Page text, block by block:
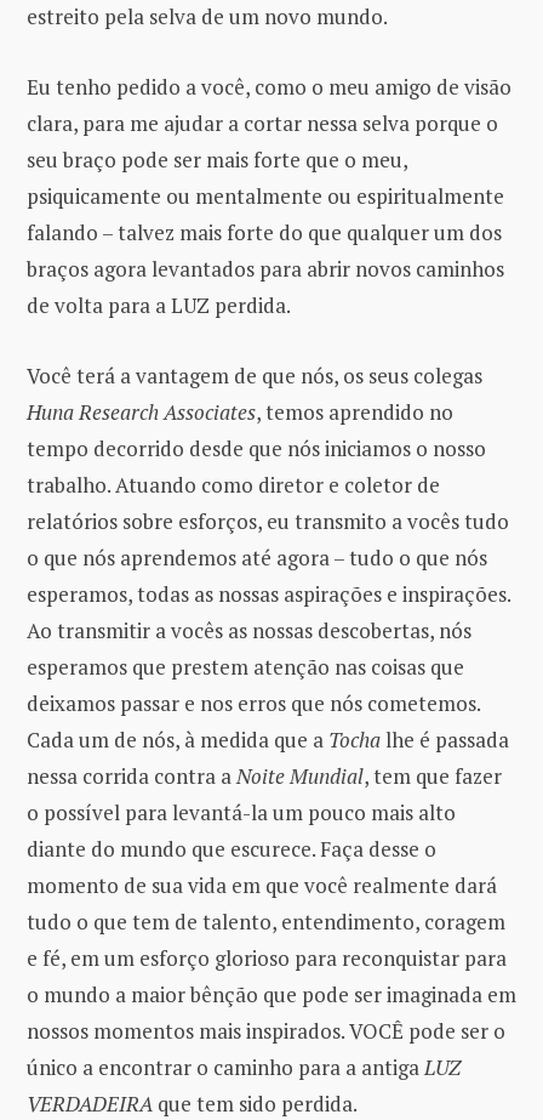
estreito pela selva de um novo mundo.
Eu tenho pedido a você, como o meu amigo de visão
clara, para me ajudar a cortar nessa selva porque o
seu braço pode ser mais forte que o meu,
psiquicamente ou mentalmente ou espiritualmente
falando – talvez mais forte do que qualquer um dos
braços agora levantados para abrir novos caminhos
de volta para a LUZ perdida.
Você terá a vantagem de que nós, os seus colegas
Huna Research Associates, temos aprendido no
tempo decorrido desde que nós iniciamos o nosso
trabalho. Atuando como diretor e coletor de
relatórios sobre esforços, eu transmito a vocês tudo
o que nós aprendemos até agora – tudo o que nós
esperamos, todas as nossas aspirações e inspirações.
Ao transmitir a vocês as nossas descobertas, nós
esperamos que prestem atenção nas coisas que
deixamos passar e nos erros que nós cometemos.
Cada um de nós, à medida que a Tocha lhe é passada
nessa corrida contra aNoite Mundial, tem que fazer
o possível para levantá-la um pouco mais alto
diante do mundo que escurece. Faça desse o
momento de sua vida em que você realmente dará
tudo o que tem de talento, entendimento, coragem
e fé, em um esforço glorioso para reconquistar para
o mundo a maior bênção que pode ser imaginada em
nossos momentos mais inspirados. VOCÊ pode ser o
único a encontrar o caminho para a antigaLUZ
VERDADEIRA que tem sido perdida.